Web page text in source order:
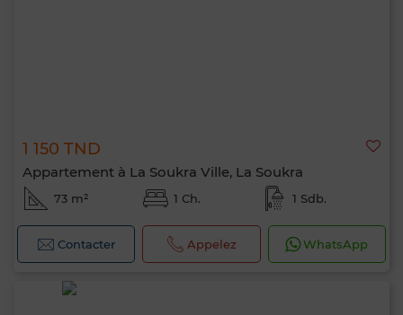
1 150 TND
Appartement à La Soukra Ville, La Soukra
73 m² 1 Ch. 1 Sdb.
Contacter Appelez WhatsApp